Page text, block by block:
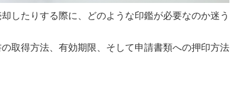
したりする際に、どのような印鑑が必要なのか迷う
取得方法、有効期限、そして申請書類への押印方法